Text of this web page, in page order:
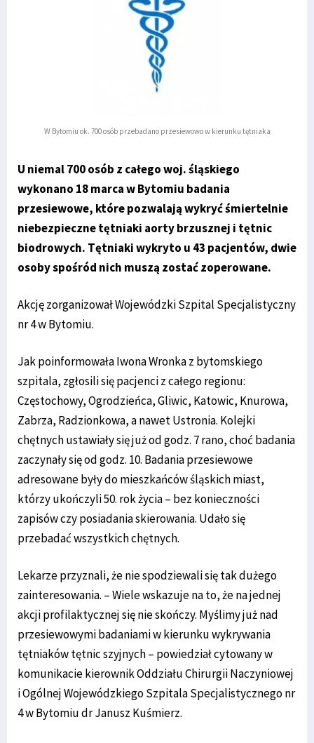
W Bytomiu ok. 700 osób przebadano przesiewowo w kierunku tętniaka
U niemal 700 osób z całego woj. śląskiego
wykonano 18 marca w Bytomiu badania
przesiewowe, które pozwalają wykryć śmiertelnie
niebezpieczne tętniaki aorty brzusznej i tętnic
biodrowych. Tętniaki wykryto u 43 pacjentów, dwie
osoby spośród nich muszą zostać zoperowane.
Akcję zorganizował Wojewódzki Szpital Specjalistyczny
nr 4 w Bytomiu.
Jak poinformowała Iwona Wronka z bytomskiego
szpitala, zgłosili się pacjenci z całego regionu:
Częstochowy, Ogrodzieńca, Gliwic, Katowic, Knurowa,
Zabrza, Radzionkowa, a nawet Ustronia. Kolejki
chętnych ustawiały się już od godz. 7 rano, choć badania
zaczynały się od godz. 10. Badania przesiewowe
adresowane były do mieszkańców śląskich miast,
którzy ukończyli 50. rok życia – bez konieczności
zapisów czy posiadania skierowania. Udało się
przebadać wszystkich chętnych.
Lekarze przyznali, że nie spodziewali się tak dużego
zainteresowania. – Wiele wskazuje na to, że na jednej
akcji profilaktycznej się nie skończy. Myślimy już nad
przesiewowymi badaniami w kierunku wykrywania
tętniaków tętnic szyjnych – powiedział cytowany w
komunikacie kierownik Oddziału Chirurgii Naczyniowej
i Ogólnej Wojewódzkiego Szpitala Specjalistycznego nr
4 w Bytomiu dr Janusz Kuśmierz.